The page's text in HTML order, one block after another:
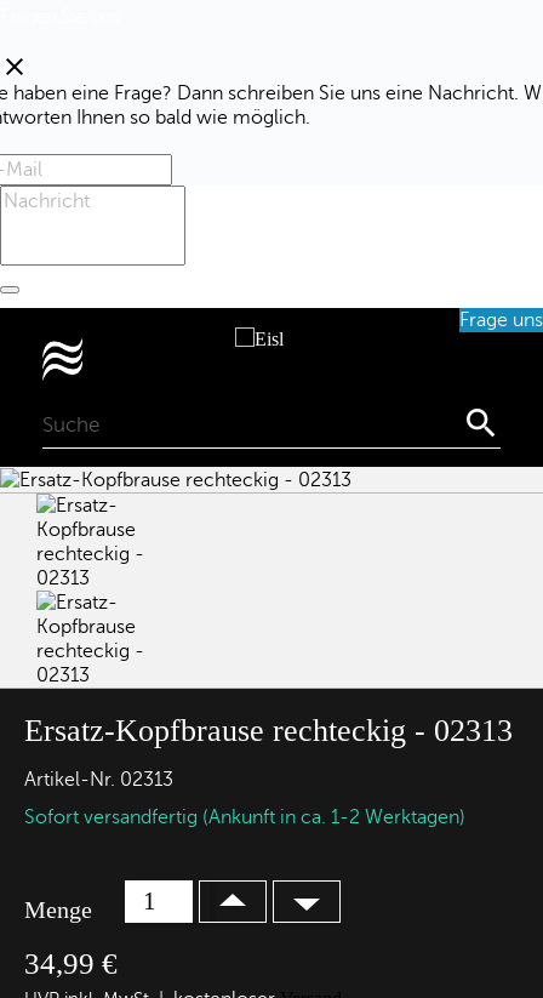
clear
haben eine Frage? Dann schreiben Sie uns eine Nachricht.
Ihnen so bald wie möglich.
Frage uns

Ersatz-Kopfbrause rechteckig - 02313
Artikel-Nr. 02313
Sofort versandfertig (Ankunft in ca. 1-2 Werktagen)
Menge
34,99 €